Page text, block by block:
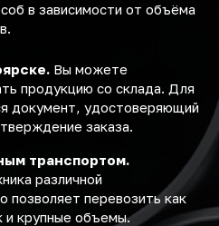
в зависимости от объёма
Вы можете
продукцию со склада. Для
документ, удостоверяющий
заказа.
транспортом.
различной
позволяет перевозить как
и крупные объемы.